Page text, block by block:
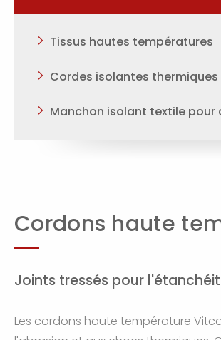
Tissus hautes températures
Cordes isolantes thermiques
Manchon isolant textile pour
Cordons haute
Joints tressés pour
Les cordons haute température